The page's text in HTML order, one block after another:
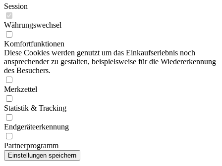
Session
Währungswechsel
Komfortfunktionen
Diese Cookies werden genutzt um das Einkaufserlebnis noch
ansprechender zu gestalten, beispielsweise für die Wiedererkennung
des Besuchers.
Merkzettel
Statistik & Tracking
Endgeräteerkennung
Partnerprogramm